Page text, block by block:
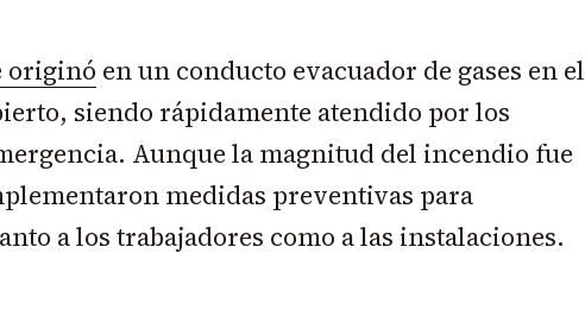
originó en un conducto evacuador de gases en el
siendo rápidamente atendido por los
Aunque la magnitud del incendio fue
medidas preventivas para
a los trabajadores como a las instalaciones.